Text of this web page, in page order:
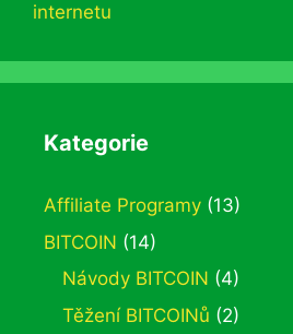
internetu
Kategorie
Affiliate Programy (13)
BITCOIN (14)
Návody BITCOIN (4)
Těžení BITCOINů (2)